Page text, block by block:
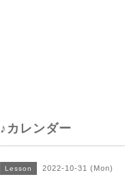
♪カレンダー
Lesson 2022-10-31 (Mon)